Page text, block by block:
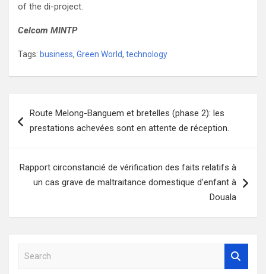
of the di-project.
Celcom MINTP
Tags: business, Green World, technology
de
Route Melong-Banguem et bretelles (phase 2): les
prestations achevées sont en attente de réception.
Rapport circonstancié de vérification des faits relatifs à
un cas grave de maltraitance domestique d’enfant à
Douala